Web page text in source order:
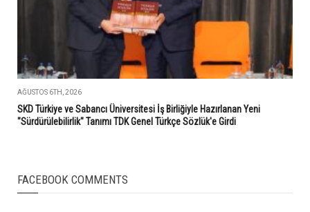
AĞUSTOS 6TH, 2026
SKD Türkiye ve Sabancı Üniversitesi İş Birliğiyle Hazırlanan Yeni
"Sürdürülebilirlik" Tanımı TDK Genel Türkçe Sözlük'e Girdi
FACEBOOK COMMENTS